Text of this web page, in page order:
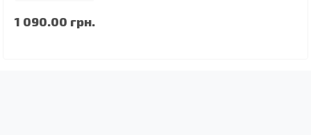
1 090.00 грн.